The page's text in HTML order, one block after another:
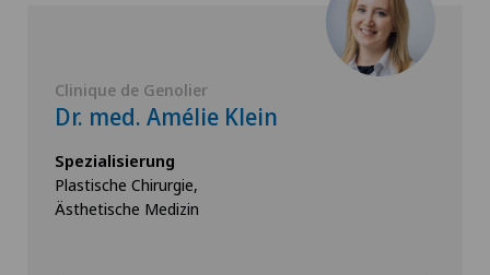
Clinique de Genolier
Dr. med. Amélie Klein
Spezialisierung
Plastische Chirurgie,
Ästhetische Medizin